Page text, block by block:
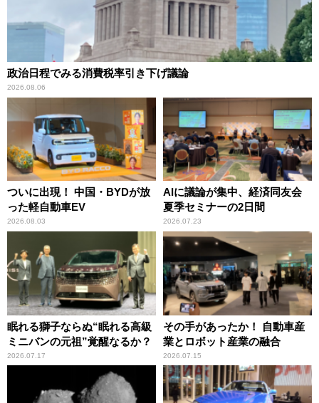
政治日程でみる消費税率引き下げ議論
2026.08.06
ついに出現！ 中国・BYDが放
った軽自動車EV
2026.08.03
AIに議論が集中、経済同友会
夏季セミナーの2日間
2026.07.23
眠れる獅子ならぬ“眠れる高級
ミニバンの元祖”覚醒なるか？
2026.07.17
その手があったか！ 自動車産
業とロボット産業の融合
2026.07.15